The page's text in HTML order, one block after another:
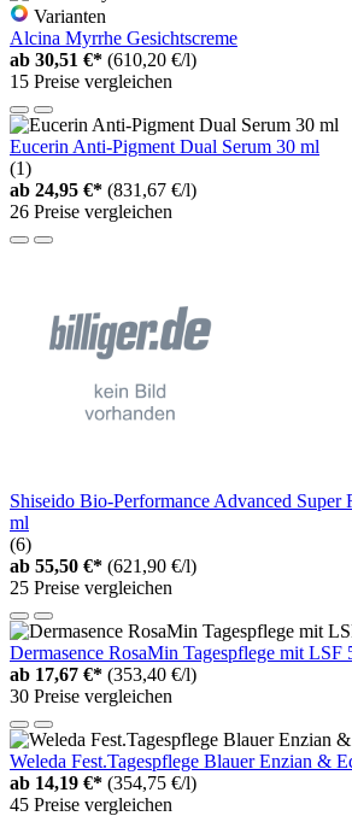
Varianten
Alcina Myrrhe Gesichtscreme
ab 30,51 €* (610,20 €/l)
15 Preise vergleichen
Eucerin Anti-Pigment Dual Serum 30 ml
(1)
ab 24,95 €* (831,67 €/l)
26 Preise vergleichen
Shiseido Bio-Performance Advanced Super
ml
(6)
ab 55,50 €* (621,90 €/l)
25 Preise vergleichen
Dermasence RosaMin Tagespflege mit LSF
ab 17,67 €* (353,40 €/l)
30 Preise vergleichen
Weleda Fest.Tagespflege Blauer Enzian &
ab 14,19 €* (354,75 €/l)
45 Preise vergleichen